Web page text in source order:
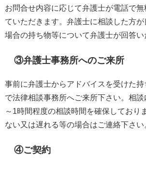
お問合せ内容に応じて弁護士が電話で
ていただきます。弁護士に相談した方
場合の持ち物等について弁護士が回答い
③弁護士事務所へのご来所
事前に弁護士からアドバイスを受けた持
で法律相談事務所へご来所下さい。相
～1時間程度の相談時間を確保しており
ない又は遅れる等の場合はご連絡下さい
④ご契約